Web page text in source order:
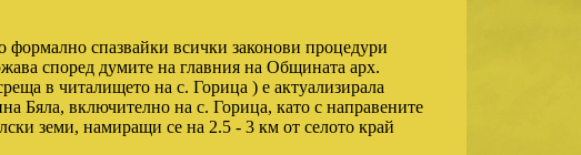
спазвайки всички законови процедури
според думите на главния на Общината арх.
в читалището на с. Горица ) е актуализирала
Бяла, включително на с. Горица, като с направените
земи, намиращи се на 2.5 - 3 км от селото край